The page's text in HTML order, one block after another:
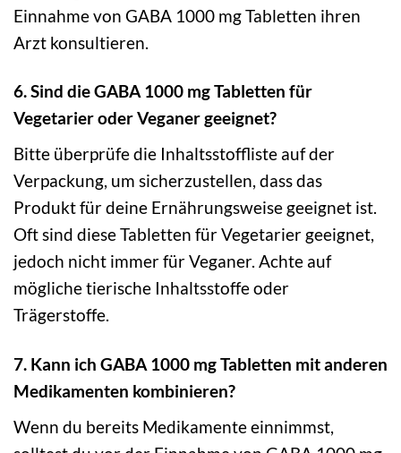
Einnahme von GABA 1000 mg Tabletten ihren
Arzt konsultieren.
6. Sind die GABA 1000 mg Tabletten für
Vegetarier oder Veganer geeignet?
Bitte überprüfe die Inhaltsstoffliste auf der
Verpackung, um sicherzustellen, dass das
Produkt für deine Ernährungsweise geeignet ist.
Oft sind diese Tabletten für Vegetarier geeignet,
jedoch nicht immer für Veganer. Achte auf
mögliche tierische Inhaltsstoffe oder
Trägerstoffe.
7. Kann ich GABA 1000 mg Tabletten mit anderen
Medikamenten kombinieren?
Wenn du bereits Medikamente einnimmst,